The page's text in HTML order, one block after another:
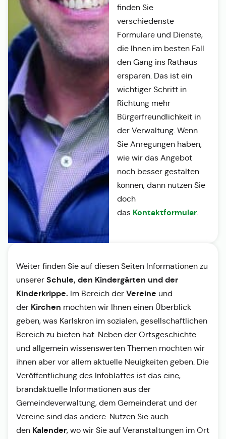
finden Sie
verschiedenste
Formulare und Dienste,
die Ihnen im besten Fall
den Gang ins Rathaus
ersparen. Das ist ein
wichtiger Schritt in
Richtung mehr
Bürgerfreundlichkeit in
der Verwaltung. Wenn
Sie Anregungen haben,
wie wir das Angebot
noch besser gestalten
können, dann nutzen Sie
doch
das Kontaktformular.
Weiter finden Sie auf diesen Seiten Informationen zu
unserer Schule, den Kindergärten und der
Kinderkrippe. Im Bereich der Vereine und
der Kirchen möchten wir Ihnen einen Überblick
geben, was Karlskron im sozialen, gesellschaftlichen
Bereich zu bieten hat. Neben der Ortsgeschichte
und allgemein wissenswerten Themen möchten wir
ihnen aber vor allem aktuelle Neuigkeiten geben. Die
Veröffentlichung des Infoblattes ist das eine,
brandaktuelle Informationen aus der
Gemeindeverwaltung, dem Gemeinderat und der
Vereine sind das andere. Nutzen Sie auch
den Kalender, wo wir Sie auf Veranstaltungen im Ort